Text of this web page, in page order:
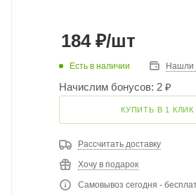
184₽/шт
Есть в наличии Нашли
Начислим бонусов: 2 ₽
КУПИТЬ В 1 КЛИК
Рассчитать доставку
Хочу в подарок
Самовывоз сегодня -